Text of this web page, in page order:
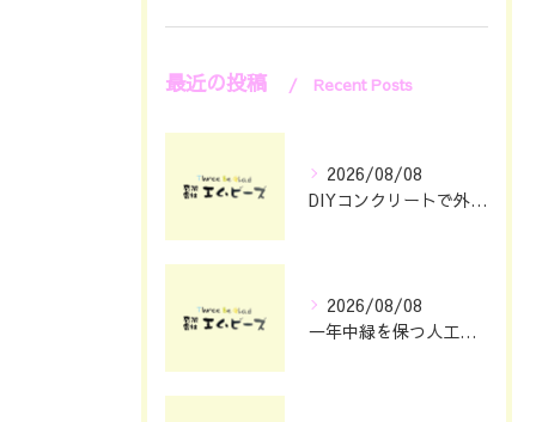
最近の投稿 Recent Posts
2026/08/08
DIYコンクリートで外構をおしゃれに仕上げる具体的なポイント集
2026/08/08
一年中緑を保つ人工芝の魅力と選び方